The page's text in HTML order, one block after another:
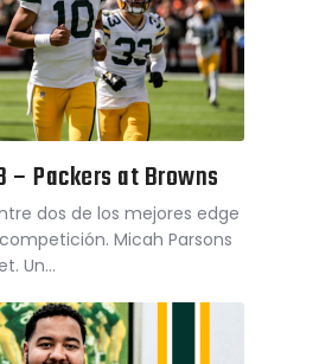
– Packers at Browns
dos de los mejores edge
Micah Parsons
Un…